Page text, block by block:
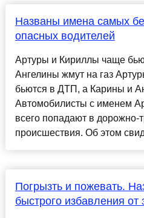
Названы имена самых
опасных водителей
Артуры и Кириллы чаще
Ангелины жмут на газ
бьются в ДТП, а Карины и
Автомобилисты с именем
всего попадают в дорожно-
происшествия. Об этом
Погрызть и пожевать.
быстрого избавления от